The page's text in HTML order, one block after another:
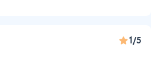
1/5